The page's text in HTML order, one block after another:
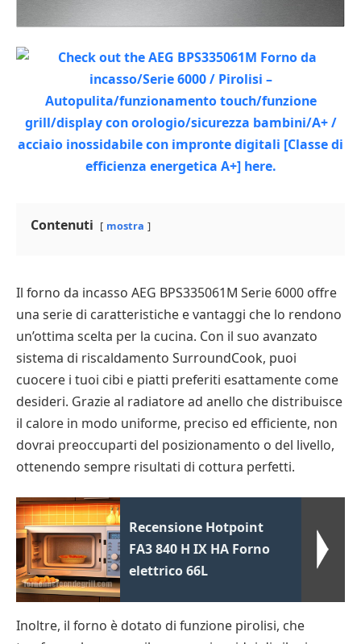
Contenuti mostra
Il forno da incasso AEG BPS335061M Serie 6000 offre
una serie di caratteristiche e vantaggi che lo rendono
un’ottima scelta per la cucina. Con il suo avanzato
sistema di riscaldamento SurroundCook, puoi
cuocere i tuoi cibi e piatti preferiti esattamente come
desideri. Grazie al radiatore ad anello che distribuisce
il calore in modo uniforme, preciso ed efficiente, non
dovrai preoccuparti del posizionamento o del livello,
ottenendo sempre risultati di cottura perfetti.
Recensione Hotpoint
FA3 840 H IX HA Forno
elettrico 66L
Inoltre, il forno è dotato di funzione pirolisi, che